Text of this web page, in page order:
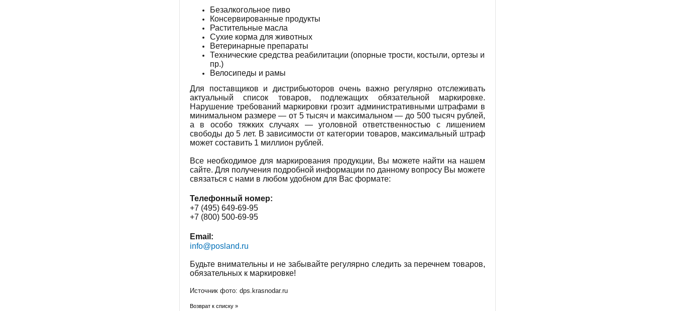
Безалкогольное пиво
Консервированные продукты
Растительные масла
Сухие корма для животных
Ветеринарные препараты
Технические средства реабилитации (опорные трости, костыли, ортезы и
пр.)
Велосипеды и рамы
Для поставщиков и дистрибьюторов очень важно регулярно отслеживать
актуальный список товаров, подлежащих обязательной маркировке.
Нарушение требований маркировки грозит административными штрафами в
минимальном размере — от 5 тысяч и максимальном — до 500 тысяч рублей,
а в особо тяжких случаях — уголовной ответственностью с лишением
свободы до 5 лет. В зависимости от категории товаров, максимальный штраф
может составить 1 миллион рублей.
Все необходимое для маркирования продукции, Вы можете найти на нашем
сайте. Для получения подробной информации по данному вопросу Вы можете
связаться с нами в любом удобном для Вас формате:
Телефонный номер:
+7 (495) 649-69-95
+7 (800) 500-69-95
Email:
info@posland.ru
Будьте внимательны и не забывайте регулярно следить за перечнем товаров,
обязательных к маркировке!
Источник фото: dps.krasnodar.ru
Возврат к списку »